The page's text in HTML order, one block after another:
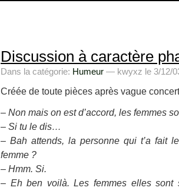
Discussion à caractère
Dans la catégorie: Humeur — kwyxz le 3/12/
Créée de toute pièces après vague
– Non mais on est d’accord, les femmes
– Si tu le dis…
– Bah attends, la personne qui t’a fait
femme ?
– Hmm. Si.
– Eh ben voilà. Les femmes elles sont